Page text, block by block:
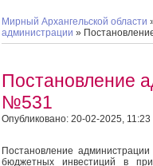
Мирный Архангельской области
администрации »
Постановление
№531
Опубликовано: 20-02-2025, 11:23
Постановление
бюджетных инвестиций в